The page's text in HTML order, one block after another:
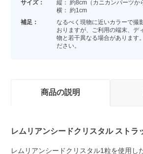
サイズ：
縦： 約8cm（カニカンパーツか
横： 約1cm
補足：
なるべく現物に近いカラーで撮
おりますが、ご利用の端末、デ
物と若干異なる場合があります
ださい。
商品の説明
レムリアンシードクリスタル ストラ
レムリアンシードクリスタル1粒を使用し